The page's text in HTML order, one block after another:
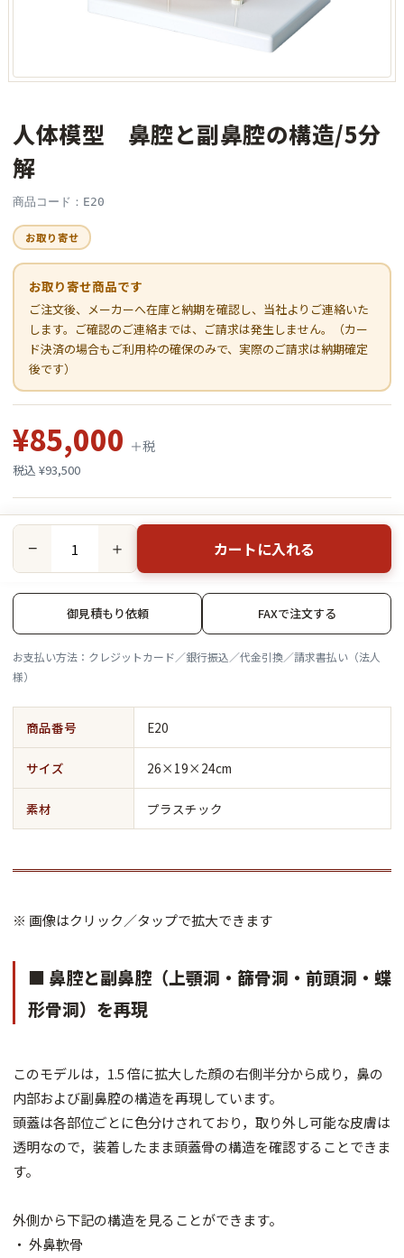
人体模型 鼻腔と副鼻腔の構造/5分
解
商品コード：E20
お取り寄せ
お取り寄せ商品です
ご注文後、メーカーへ在庫と納期を確認し、当社よりご連絡いた
します。ご確認のご連絡までは、ご請求は発生しません。（カー
ド決済の場合もご利用枠の確保のみで、実際のご請求は納期確定
後です）
¥85,000 ＋税
税込 ¥93,500
− ＋ カートに入れる
御見積もり依頼 FAXで注文する
お支払い方法：クレジットカード／銀行振込／代金引換／請求書払い（法人
様）
商品番号 E20
サイズ 26×19×24cm
素材 プラスチック
※ 画像はクリック／タップで拡大できます
■ 鼻腔と副鼻腔（上顎洞・篩骨洞・前頭洞・蝶
形骨洞）を再現
このモデルは，1.5 倍に拡大した顔の右側半分から成り，鼻の
内部および副鼻腔の構造を再現しています。
頭蓋は各部位ごとに色分けされており，取り外し可能な皮膚は
透明なので，装着したまま頭蓋骨の構造を確認することできま
す。
外側から下記の構造を見ることができます。
・ 外鼻軟骨